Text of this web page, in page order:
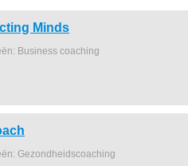
Minds
Business coaching
Gezondheidscoaching